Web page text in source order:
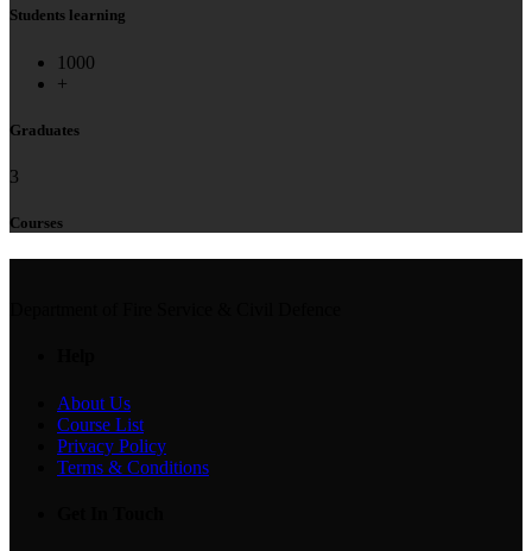
Students learning
1000
+
Graduates
3
Courses
About Us
Course List
Privacy Policy
Terms & Conditions